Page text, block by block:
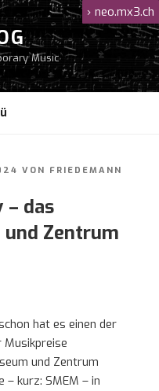
Music
› neo.mx3.ch
VON FRIEDEMANN
– das
und Zentrum
hat es einen der
Musikpreise
und Zentrum
kurz: SMEM – in